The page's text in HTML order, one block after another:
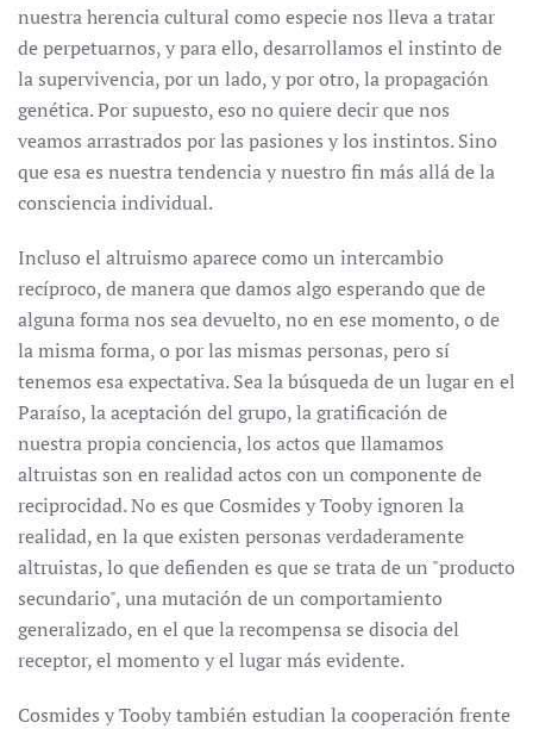
nuestra herencia cultural como especie nos lleva a tratar
de perpetuarnos, y para ello, desarrollamos el instinto de
la supervivencia, por un lado, y por otro, la propagación
genética. Por supuesto, eso no quiere decir que nos
veamos arrastrados por las pasiones y los instintos. Sino
que esa es nuestra tendencia y nuestro fin más allá de la
consciencia individual.
Incluso el altruismo aparece como un intercambio
recíproco, de manera que damos algo esperando que de
alguna forma nos sea devuelto, no en ese momento, o de
la misma forma, o por las mismas personas, pero sí
tenemos esa expectativa. Sea la búsqueda de un lugar en el
Paraíso, la aceptación del grupo, la gratificación de
nuestra propia conciencia, los actos que llamamos
altruistas son en realidad actos con un componente de
reciprocidad. No es que Cosmides y Tooby ignoren la
realidad, en la que existen personas verdaderamente
altruistas, lo que defienden es que se trata de un "producto
secundario", una mutación de un comportamiento
generalizado, en el que la recompensa se disocia del
receptor, el momento y el lugar más evidente.
Cosmides y Tooby también estudian la cooperación frente